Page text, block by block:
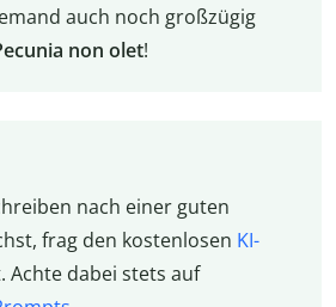
auch noch großzügig
non olet!
nach einer guten
frag den kostenlosen KI-
dabei stets auf